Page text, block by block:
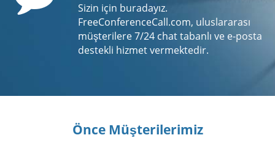
Sizin için buradayız.
FreeConferenceCall.com, uluslararası
müşterilere 7/24 chat tabanlı ve e-posta
destekli hizmet vermektedir.
Önce Müşterilerimiz